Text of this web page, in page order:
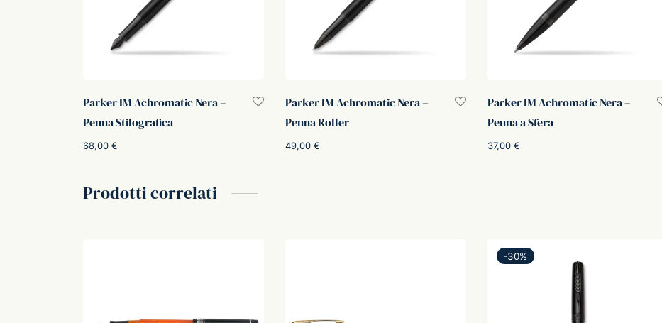
Parker IM Achromatic Nera –
Penna Stilografica
68,00 €
Parker IM Achromatic Nera –
Penna Roller
49,00 €
Parker IM Achromatic Nera –
Penna a Sfera
37,00 €
Prodotti correlati
-30%